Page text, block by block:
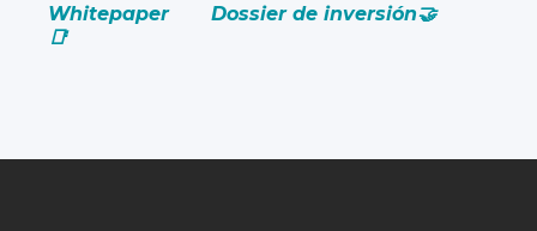
Whitepaper
📑
Dossier de inversión🤝